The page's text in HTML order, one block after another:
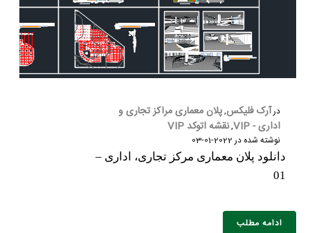
درآرک فلیکس,پلان معماری مراکز تجاری و
اداری - VIP
,نقشه اتوکد VIP
نوشته شده در2022-01-03
دانلود پلان معماری مرکز تجاری، اداری –
01
ادامه مطلب